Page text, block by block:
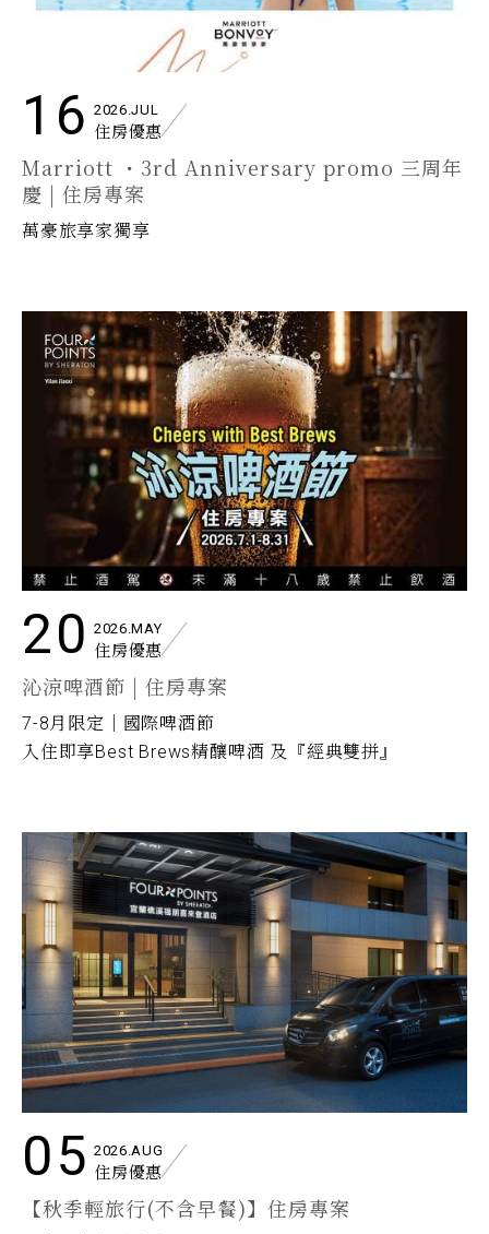
16 2026.JUL
住房優惠
Marriott ・3rd Anniversary promo 三周年
慶 | 住房專案
萬豪旅享家獨享
20 2026.MAY
住房優惠
沁涼啤酒節 | 住房專案
7-8月限定｜國際啤酒節
入住即享Best Brews精釀啤酒 及『經典雙拼』
05 2026.AUG
住房優惠
【秋季輕旅行(不含早餐)】住房專案